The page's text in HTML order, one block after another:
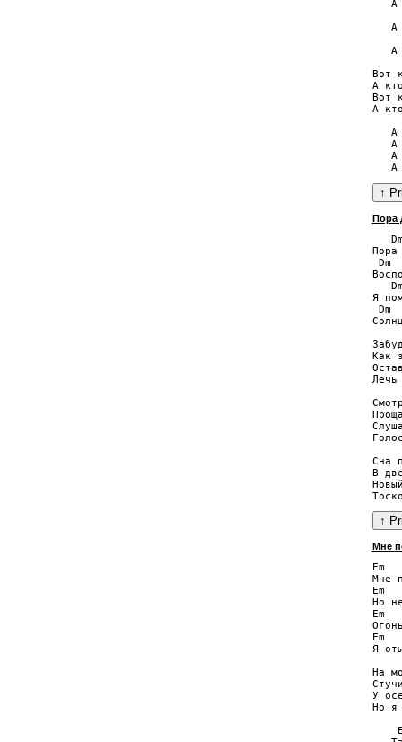
А
А
А
Вот
А
Вот
А
А
А
А
Пора
Пора
Я
Как
Лечь
Сна
В
Мне
Em
Мне
Em
Но
Em
Em
Я
На
У
Но я